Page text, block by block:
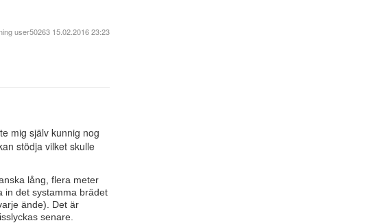
user50263 15.02.2016 23:23
mig själv kunnig nog
stödja vilket skulle
lång, flera meter
in det systamma brädet
ände). Det är
senare.